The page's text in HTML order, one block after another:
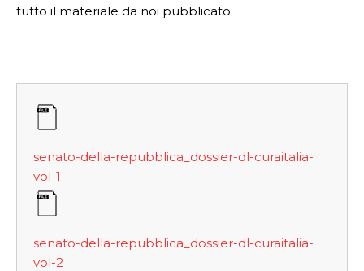
tutto il materiale da noi pubblicato.
senato-della-repubblica_dossier-dl-curaitalia-
vol-1
senato-della-repubblica_dossier-dl-curaitalia-
vol-2